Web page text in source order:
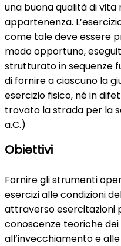
una buona qualità di
appartenenza.
come tale deve essere
modo opportuno,
strutturato in sequenze
di fornire a ciascuno la
esercizio fisico, né in
trovato la strada per la
a.C.)
Obiettivi
Fornire gli strumenti
esercizi alle condizioni
attraverso esercitazioni
conoscenze teoriche
all’invecchiamento e